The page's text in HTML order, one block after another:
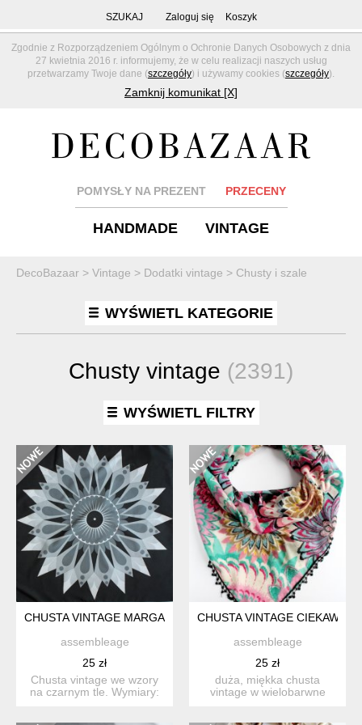
Zgodnie z Rozporządzeniem Ogólnym o Ochronie Danych Osobowych z dnia
27 kwietnia 2016 r. informujemy, że w celu realizacji naszych usług
przetwarzamy Twoje dane (szczegóły) i używamy cookies (szczegóły).
Zamknij komunikat [X]
SZUKAJ Zaloguj się Koszyk
POMYSŁY NA PREZENT PRZECENY
HANDMADE VINTAGE
DecoBazaar > Vintage > Dodatki vintage > Chusty i szale
WYŚWIETL KATEGORIE
Chusty vintage (2391)
WYŚWIETL FILTRY
CHUSTA VINTAGE MARGARET TEXTOR
assembleage
25 zł
Chusta vintage we wzory
na czarnym tle. Wymiary:
CHUSTA VINTAGE CIEKAWE
assembleage
25 zł
duża, miękka chusta
vintage w wielobarwne